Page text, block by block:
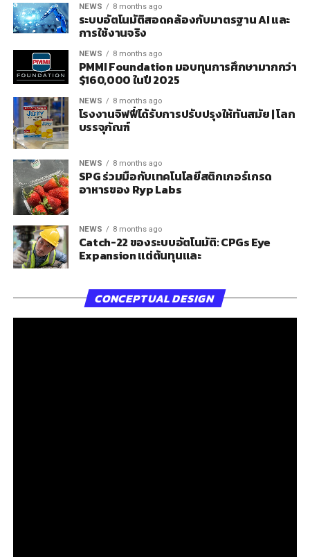
NEWS 8 months ago
ระบบอัตโนมัติสอดคล้องกับมาตรฐาน AI และ
การใช้งานจริง
NEWS 8 months ago
PMMI Foundation มอบทุนการศึกษามากกว่า
$160,000 ในปี 2025
NEWS 8 months ago
โรงงานจิฟฟี่ได้รับการปรับปรุงให้ทันสมัย ​​| โลก
บรรจุภัณฑ์
NEWS 8 months ago
SPG ร่วมมือกับเทคโนโลยีสติกเกอร์เกรด
อาหารของ Ryp Labs
NEWS 8 months ago
Catch-22 ของระบบอัตโนมัติ: CPGs Eye
Expansion แต่ต้นทุนและ
CONCEPTUAL DESIGN